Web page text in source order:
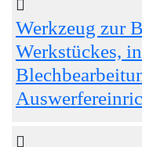
Werkzeug zur
Werkstückes,